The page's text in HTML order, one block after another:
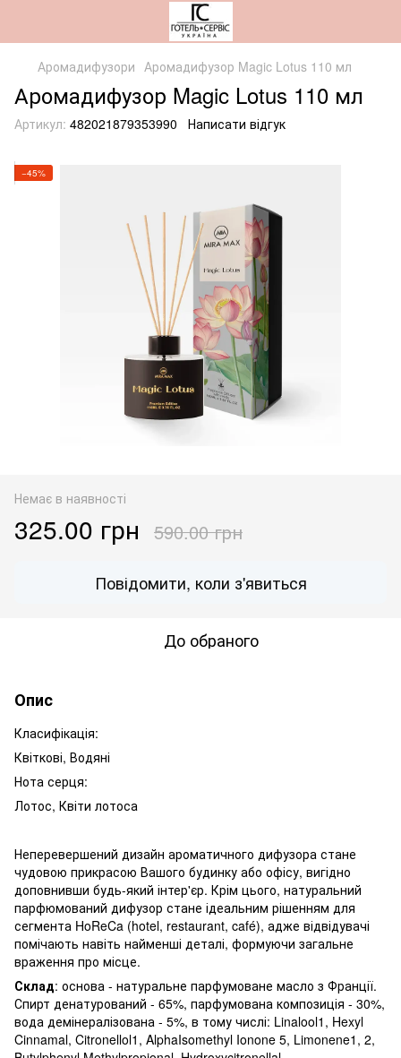
Аромадифузори Аромадифузор Magic Lotus 110 мл
Аромадифузор Magic Lotus 110 мл
Артикул: 482021879353990 Написати відгук
−45%
Немає в наявності
325.00 грн 590.00 грн
Повідомити, коли з'явиться
До обраного
Опис
Класифікація:
Квіткові, Водяні
Нота серця:
Лотос, Квіти лотоса
Неперевершений дизайн ароматичного дифузора стане
чудовою прикрасою Вашого будинку або офісу, вигідно
доповнивши будь-який інтер'єр. Крім цього, натуральний
парфюмований дифузор стане ідеальним рішенням для
сегмента HoReCa (hotel, restaurant, café), адже відвідувачі
помічають навіть найменші деталі, формуючи загальне
враження про місце.
Склад: основа - натуральне парфумоване масло з Франції.
Спирт денатурований - 65%, парфумована композиція - 30%,
вода демінералізована - 5%, в тому числі: Linalool1, Hexyl
Cinnamal, Citronellol1, AlphaIsomethyl Ionone 5, Limonene1, 2,